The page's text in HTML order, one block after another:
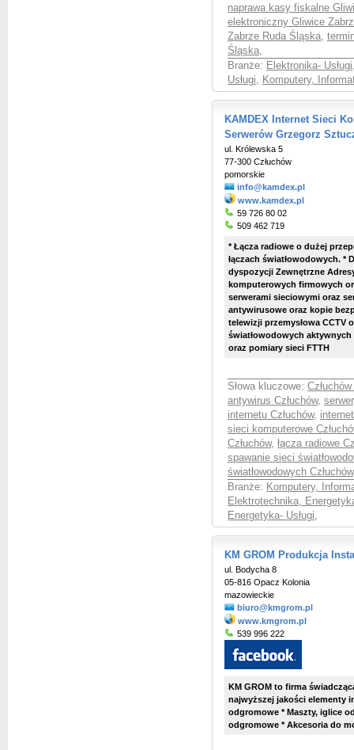
naprawa kasy fiskalne
elektroniczny Gliwice
Zabrze Ruda Śląska,
Śląska,
Branże: Elektronika- Usługi
Usługi, Komputery,
KAMDEX Internet Sieci
Serwerów Grzegorz
ul. Królewska 5
77-300 Człuchów
pomorskie
info@kamdex.pl
www.kamdex.pl
59 726 80 02
509 462 719
* Łącza radiowe o dużej
łączach światłowodowych. *
dyspozycji Zewnętrzne
komputerowych firmowych
serwerami sieciowymi oraz
antywirusowe oraz kopie
telewizji przemysłowa CCTV
światłowodowych
oraz pomiary sieci FTTH
Słowa kluczowe:
antywirus Człuchów,
internetu Człuchów,
sieci komputerowe
Człuchów, łącza radiowe
spawanie sieci
światłowodowych Człuchów
Branże: Komputery,
Elektrotechnika,
Energetyka- Usługi,
KM GROM Produkcja
ul. Bodycha 8
05-816 Opacz Kolonia
mazowieckie
biuro@kmgrom.pl
www.kmgrom.pl
539 996 222
KM GROM to firma
najwyższej jakości elementy
odgromowe * Maszty, iglice
odgromowe * Akcesoria do